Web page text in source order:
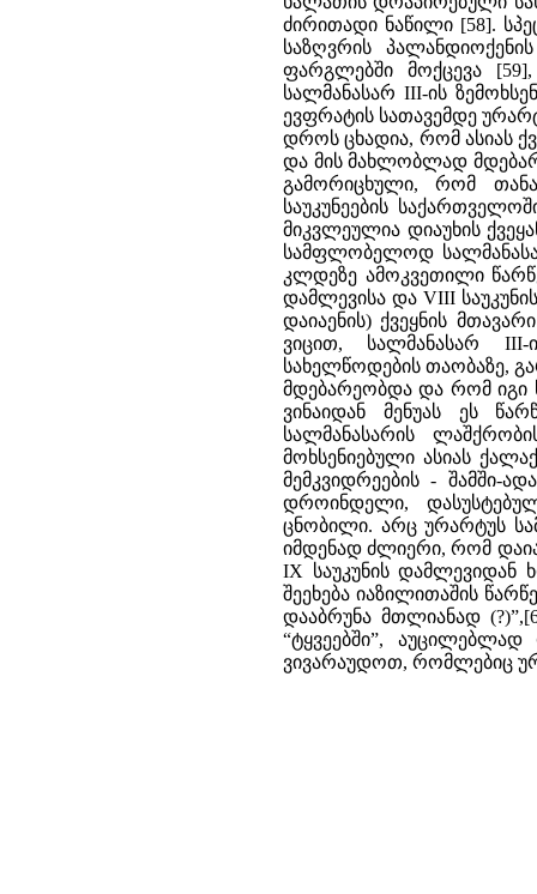
ძირითადი ნაწილი [58].
საზღვრის
ფარგლებში მოქცევა
სალმანასარ III-ის
ევფრატის სათავემდე
დროს ცხადია, რომ ასიას
და მის მახლობლად
გამორიცხული, რომ
საუკუნეების
მიკვლეულია დიაუხის
სამფლობელოდ
კლდეზე ამოკვეთილი
დამლევისა და VIII
დაიაენის) ქვეყნის
ვიცით, სალმანასარ III-
სახელწოდების თაობაზე,
მდებარეობდა და რომ იგი
ვინაიდან მენუას ეს
სალმანასარის
მოხსენიებული ასიას
მემკვიდრეების - შამში-
დროინდელი,
ცნობილი. არც ურარტუს
იმდენად ძლიერი, რომ
IX საუკუნის დამლევიდან
შეეხება იაზილითაშის
დააბრუნა მთლიანად
“ტყვეებში”,
ვივარაუდოთ, რომლებიც